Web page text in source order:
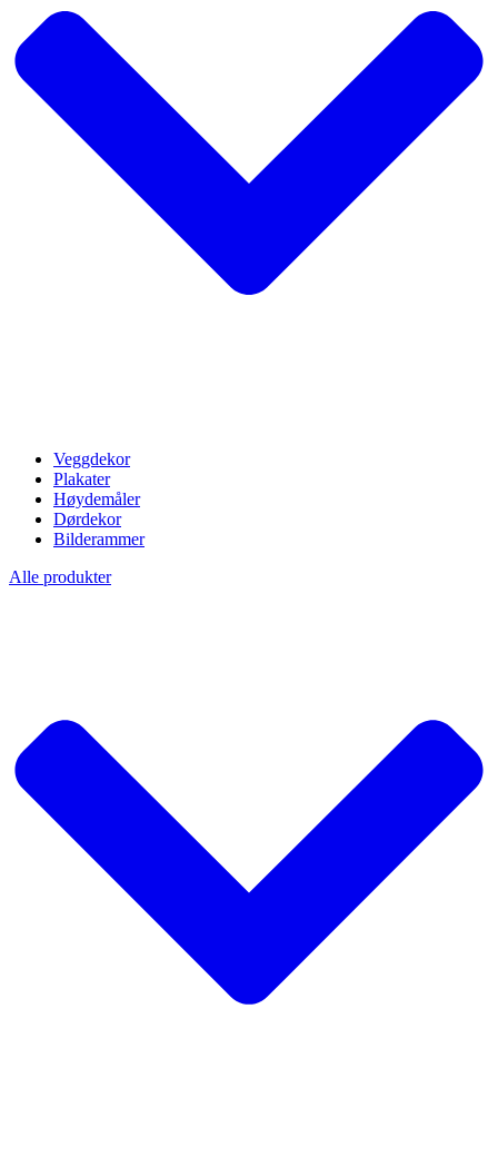
Veggdekor
Plakater
Høydemåler
Dørdekor
Bilderammer
Alle produkter